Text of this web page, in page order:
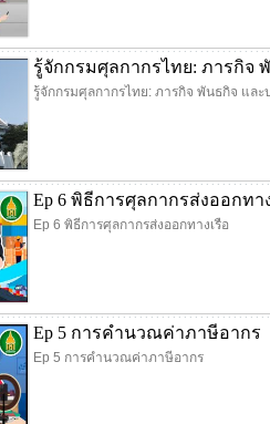
รู้จักกรมศุลกากรไทย: ภารกิจ
รู้จักกรมศุลกากรไทย: ภารกิจ พันธกิจ แล
Ep 6 พิธีการศุลกากรส่งออกทา
Ep 6 พิธีการศุลกากรส่งออกทางเรือ
Ep 5 การคำนวณค่าภาษีอากร
Ep 5 การคำนวณค่าภาษีอากร